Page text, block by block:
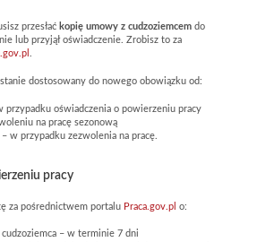
przesłać kopię umowy z cudzoziemcem do
lub przyjął oświadczenie. Zrobisz to za
.
dostosowany do nowego obowiązku od:
przypadku oświadczenia o powierzeniu pracy
na pracę sezonową
– w przypadku zezwolenia na pracę.
pracy
za pośrednictwem portalu Praca.gov.pl o:
cudzoziemca – w terminie 7 dni